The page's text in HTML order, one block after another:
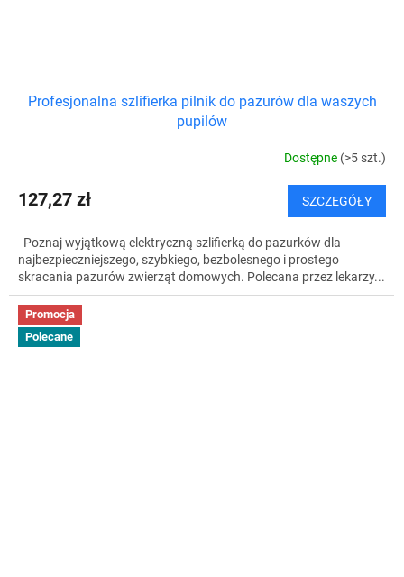
Profesjonalna szlifierka pilnik do pazurów dla waszych
pupilów
Dostępne (>5 szt.)
127,27 zł SZCZEGÓŁY
Poznaj wyjątkową elektryczną szlifierką do pazurków dla
najbezpieczniejszego, szybkiego, bezbolesnego i prostego
skracania pazurów zwierząt domowych. Polecana przez lekarzy...
Promocja
Polecane